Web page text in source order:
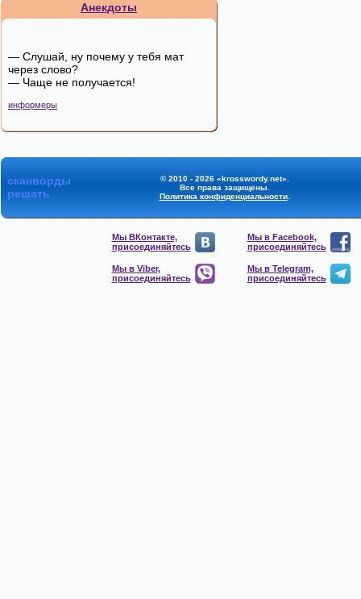
Анекдоты
— Слушай, ну почему у тебя мат
через слово?
— Чаще не получается!
информеры
сканворды
решать
© 2010 - 2026 «krosswordy.net».
Все права защищены.
Политика конфиденциальности.
Мы ВКонтакте,
присоединяйтесь
Мы в Facebook,
присоединяйтесь
Мы в Viber,
присоединяйтесь
Мы в Telegram,
присоединяйтесь